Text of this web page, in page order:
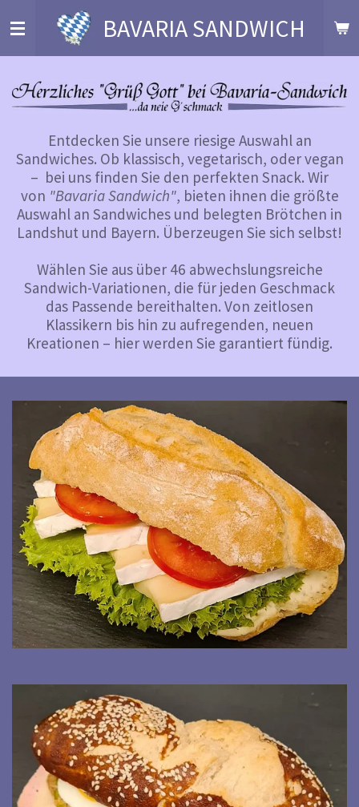
Hauptinhalt
BAVARIA SANDWICH
Entdecken Sie unsere riesige Auswahl an
Sandwiches. Ob klassisch, vegetarisch, oder vegan
– bei uns finden Sie den perfekten Snack. Wir
von "Bavaria Sandwich", bieten ihnen die größte
Auswahl an Sandwiches und belegten Brötchen in
Landshut und Bayern. Überzeugen Sie sich selbst!
Wählen Sie aus über 46 abwechslungsreiche
Sandwich-Variationen, die für jeden Geschmack
das Passende bereithalten. Von zeitlosen
Klassikern bis hin zu aufregenden, neuen
Kreationen – hier werden Sie garantiert fündig.